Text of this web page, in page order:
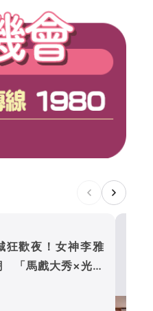
狂歡夜！女神李雅
「馬戲大秀×光雕
揭幕